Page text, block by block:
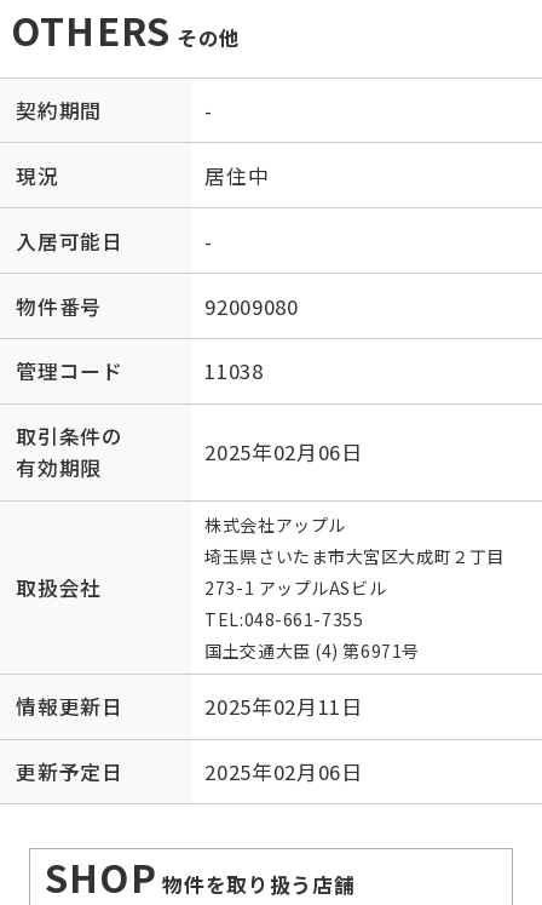
OTHERS その他
契約期間 -
現況 居住中
入居可能日 -
物件番号 92009080
管理コード 11038
取引条件の
有効期限
2025年02月06日
取扱会社
株式会社アップル
埼玉県さいたま市大宮区大成町２丁目
273-1 アップルASビル
TEL:048-661-7355
国土交通大臣 (4) 第6971号
情報更新日 2025年02月11日
更新予定日 2025年02月06日
SHOP 物件を取り扱う店舗